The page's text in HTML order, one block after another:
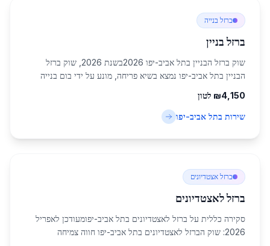
ברזל בנייה
ברזל בניין
שוק ברזל הבניין בתל אביב-יפו 2026בשנת 2026, שוק ברזל
הבניין בתל אביב-יפו נמצא בשיא פריחה, מונע על ידי בום בנייה
עלייה של 18% בביקוש לברזל בנ...
₪4,150 לטון
שירות בתל אביב-יפו
ברזל אצטדיונים
ברזל לאצטדיונים
סקירה כללית על ברזל לאצטדיונים בתל אביב-יפומעודכן לאפריל
2026: שוק הברזל לאצטדיונים בתל אביב-יפו חווה צמיחה